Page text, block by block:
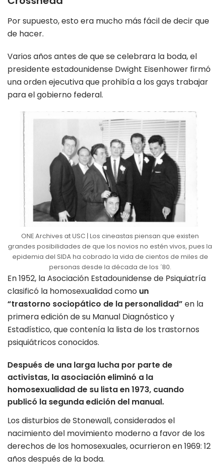
Por supuesto, esto era mucho más fácil de decir que
de hacer.
Varios años antes de que se celebrara la boda, el
presidente estadounidense Dwight Eisenhower firmó
una orden ejecutiva que prohibía a los gays trabajar
para el gobierno federal.
ONE Archives at USC | Los cineastas piensan que existen
grandes posibilidades de que los novios no estén vivos, pues la
epidemia del SIDA ha cobrado la vida de cientos de miles de
personas desde la década de los ´80.
En 1952, la Asociación Estadounidense de Psiquiatría
clasificó la homosexualidad como un
“trastorno sociopático de la personalidad” en la
primera edición de su Manual Diagnóstico y
Estadístico, que contenía la lista de los trastornos
psiquiátricos conocidos.
Después de una larga lucha por parte de
activistas, la asociación eliminó a la
homosexualidad de su lista en 1973, cuando
publicó la segunda edición del manual.
Los disturbios de Stonewall, considerados el
nacimiento del movimiento moderno a favor de los
derechos de los homosexuales, ocurrieron en 1969: 12
años después de la boda.